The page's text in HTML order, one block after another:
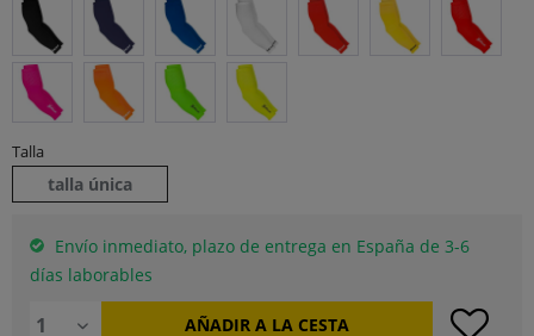
Talla
talla única
Envío inmediato, plazo de entrega en España de 3-6
días laborables
AÑADIR A LA CESTA